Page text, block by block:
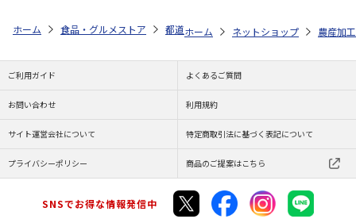
ホーム 食品・グルメストア 都道府県から探す 新潟県 新潟コシ
ホーム ネットショップ 農産加
ご利用ガイド よくあるご質問
お問い合わせ 利用規約
サイト運営会社について 特定商取引法に基づく表記について
プライバシーポリシー 商品のご提案はこちら
SNSでお得な情報発信中